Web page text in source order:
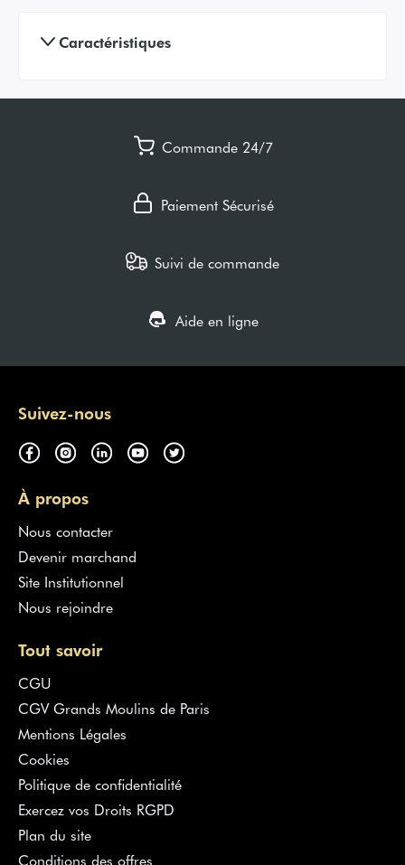
Caractéristiques
Commande 24/7
Paiement Sécurisé
Suivi de commande
Aide en ligne
Suivez-nous
À propos
Nous contacter
Devenir marchand
Site Institutionnel
Nous rejoindre
Tout savoir
CGU
CGV Grands Moulins de Paris
Mentions Légales
Cookies
Politique de confidentialité
Exercez vos Droits RGPD
Plan du site
Conditions des offres